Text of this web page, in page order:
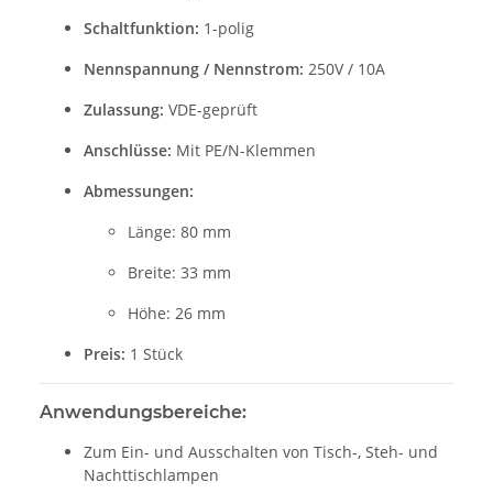
Schaltfunktion: 1-polig
Nennspannung / Nennstrom: 250V / 10A
Zulassung: VDE-geprüft
Anschlüsse: Mit PE/N-Klemmen
Abmessungen:
Länge: 80 mm
Breite: 33 mm
Höhe: 26 mm
Preis: 1 Stück
Anwendungsbereiche:
Zum Ein- und Ausschalten von Tisch-, Steh- und
Nachttischlampen